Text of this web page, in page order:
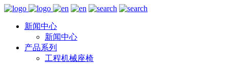
新闻中心
新闻中心
产品系列
工程机械座椅